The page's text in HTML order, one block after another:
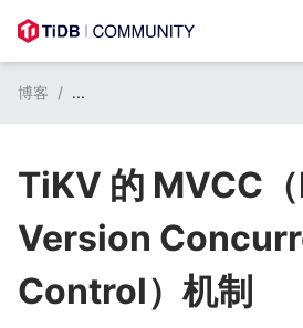
博客 / ...
TiKV 的 MVCC
Version
Control）机制